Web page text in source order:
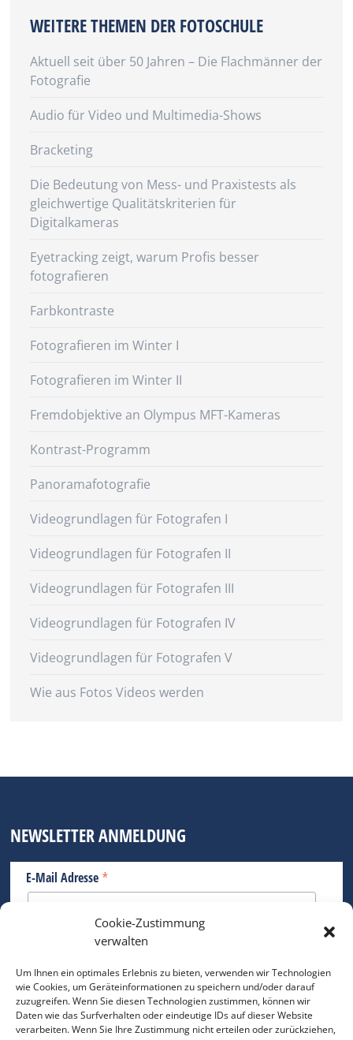
Cookie-Zustimmung
verwalten
Um Ihnen ein optimales Erlebnis zu bieten, verwenden wir Technologien
wie Cookies, um Geräteinformationen zu speichern und/oder darauf
zuzugreifen. Wenn Sie diesen Technologien zustimmen, können wir
Daten wie das Surfverhalten oder eindeutige IDs auf dieser Website
verarbeiten. Wenn Sie Ihre Zustimmung nicht erteilen oder zurückziehen,
WEITERE THEMEN DER FOTOSCHULE
Aktuell seit über 50 Jahren – Die Flachmänner der
Fotografie
Audio für Video und Multimedia-Shows
Bracketing
Die Bedeutung von Mess- und Praxistests als
gleichwertige Qualitätskriterien für
Digitalkameras
Eyetracking zeigt, warum Profis besser
fotografieren
Farbkontraste
Fotografieren im Winter I
Fotografieren im Winter II
Fremdobjektive an Olympus MFT-Kameras
Kontrast-Programm
Panoramafotografie
Videogrundlagen für Fotografen I
Videogrundlagen für Fotografen II
Videogrundlagen für Fotografen III
Videogrundlagen für Fotografen IV
Videogrundlagen für Fotografen V
Wie aus Fotos Videos werden
NEWSLETTER ANMELDUNG
E-Mail Adresse *
Bitte geben Sie Ihre E-Mail Adresse ein.
*